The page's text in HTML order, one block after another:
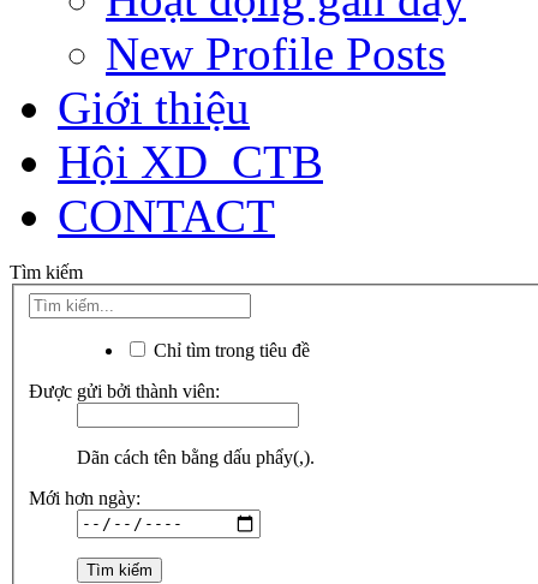
New Profile Posts
Giới thiệu
Hội XD_CTB
CONTACT
Tìm kiếm
Chỉ tìm trong tiêu đề
Được gửi bởi thành viên:
Dãn cách tên bằng dấu phẩy(,).
Mới hơn ngày: